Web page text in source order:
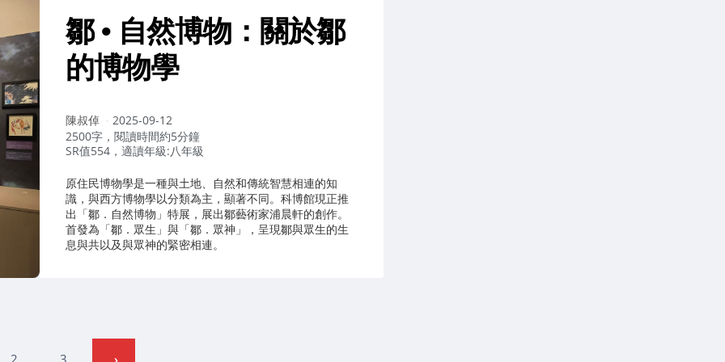
鄒 • 自然博物：關於鄒
的博物學
作
者：
陳叔倬
2025-09-12
2500字，閱讀時間約5分鐘
SR值554，適讀年級:八年級
原住民博物學是一種與土地、自然和傳統智慧相連的知
識，與西方博物學以分類為主，顯著不同。科博館現正推
出「鄒．自然博物」特展，展出鄒藝術家浦晨軒的創作。
首發為「鄒．眾生」與「鄒．眾神」，呈現鄒與眾生的生
息與共以及與眾神的緊密相連。
2 3